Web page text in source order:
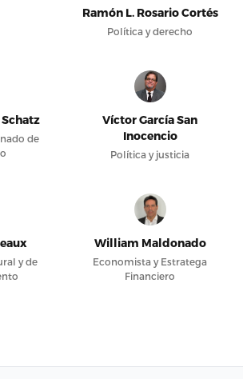
Ramón L. Rosario Cortés
Política y derecho
de
Víctor García San
Inocencio
Política y justicia
y de
William Maldonado
Economista y Estratega
Financiero